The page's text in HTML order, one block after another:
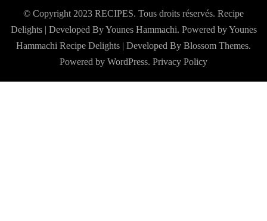
© Copyright 2023 RECIPES. Tous droits réservés. Recipe
Delights | Developed By Younes Hammachi. Powered by Younes
Hammachi Recipe Delights | Developed By Blossom Themes.
Powered by WordPress. Privacy Policy